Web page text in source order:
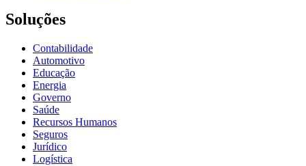
Soluções
Contabilidade
Automotivo
Educação
Energia
Governo
Saúde
Recursos Humanos
Seguros
Jurídico
Logística